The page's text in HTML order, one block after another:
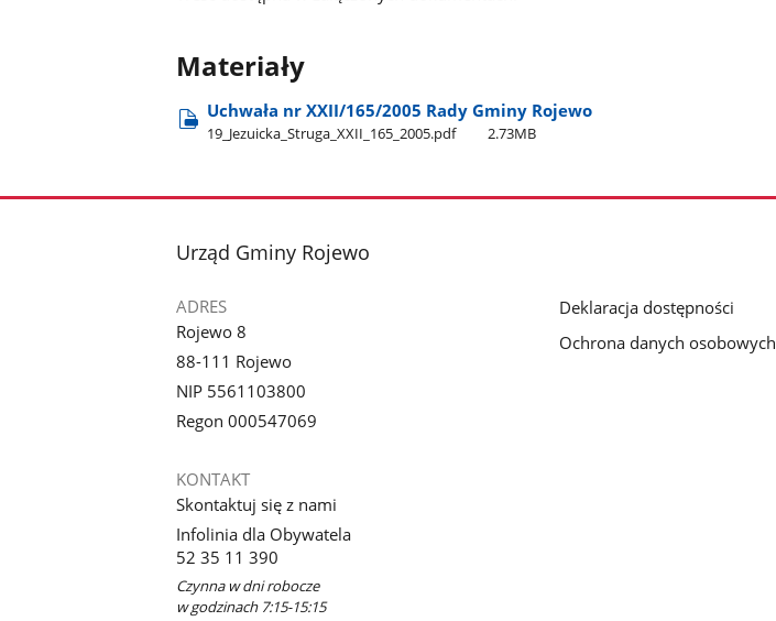
Materiały
Uchwała nr XXII/165/2005 Rady Gminy Rojewo
19​_Jezuicka​_Struga​_XXII​_165​_2005.pdf 2.73MB
stopka
Urząd Gminy Rojewo
ADRES
Rojewo 8
88-111 Rojewo
NIP 5561103800
Regon 000547069
KONTAKT
Skontaktuj się z nami
Infolinia dla Obywatela
52 35 11 390
Czynna w dni robocze
w godzinach 7:15-15:15
Deklaracja dostępności
Ochrona danych osobowych